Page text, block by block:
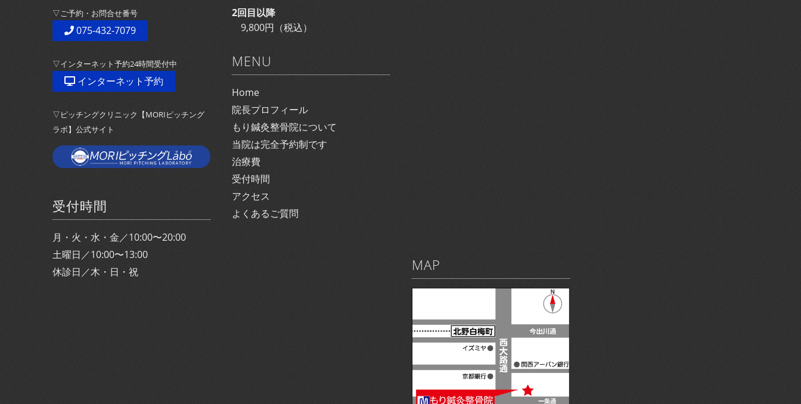
▽ご予約・お問合せ番号
075-432-7079
▽インターネット予約24時間受付中
インターネット予約
▽ピッチングクリニック【MORIピッチング
ラボ】公式サイト
受付時間
月・火・水・金／10:00〜20:00
土曜日／10:00〜13:00
休診日／木・日・祝
2回目以降
9,800円（税込）
MENU
Home
院長プロフィール
もり鍼灸整骨院について
当院は完全予約制です
治療費
受付時間
アクセス
よくあるご質問
MAP